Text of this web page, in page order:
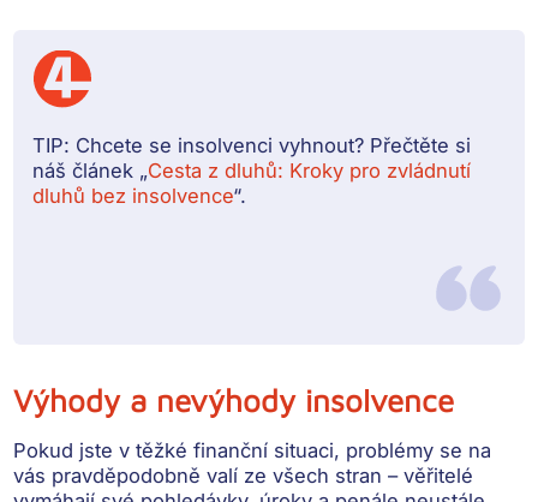
TIP: Chcete se insolvenci vyhnout? Přečtěte si
náš článek „Cesta z dluhů: Kroky pro zvládnutí
dluhů bez insolvence“.
Výhody a nevýhody insolvence
Pokud jste v těžké finanční situaci, problémy se na
vás pravděpodobně valí ze všech stran –věřitelé